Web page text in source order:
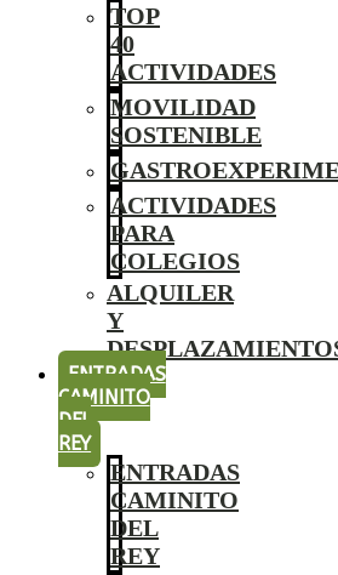
TOP
40
ACTIVIDADES
MOVILIDAD
SOSTENIBLE
ACTIVIDADES
PARA
COLEGIOS
ALQUILER
Y
ENTRADAS
CAMINITO
DEL
REY
ENTRADAS
CAMINITO
DEL
REY